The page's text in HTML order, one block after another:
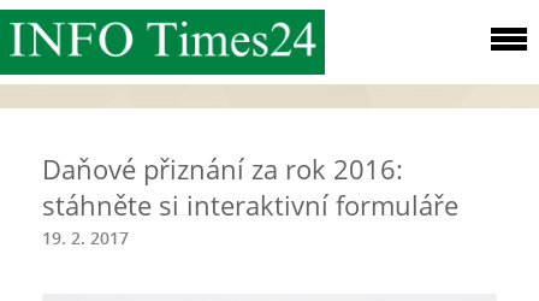
Daňové přiznání za rok 2016:
stáhněte si interaktivní formuláře
19. 2. 2017